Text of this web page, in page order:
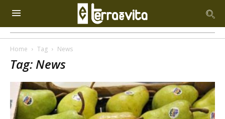
Home Tag News
Tag: News